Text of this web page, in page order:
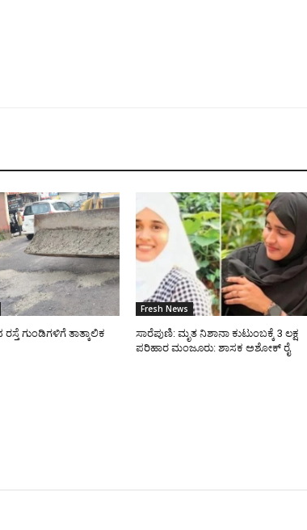
ಗುಂಡಿಗಳಿಗೆ ತಾತ್ಕಾಲಿಕ
Fresh News
ಸಾರೆಪುಣಿ: ಮೃತ ನಿಶಾನಾ ಕುಟುಂಬಕ್ಕೆ 3 ಲಕ್ಷ
ಪರಿಹಾರ ಮಂಜೂರು: ಶಾಸಕ ಅಶೋಕ್ ರೈ